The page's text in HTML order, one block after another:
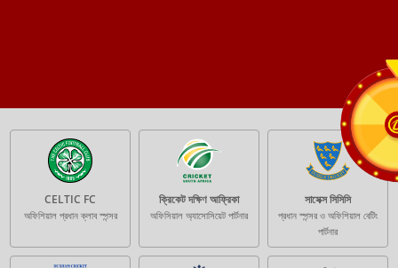
CELTIC FC
অফিশিয়াল প্রধান ক্লাব স্পন্সর
ক্রিকেট দক্ষিণ আফ্রিকা
অফিসিয়াল অ্যাসোসিয়েট পার্টনার
সাসেক্স সিসিসি
প্রধান স্পন্সর ও অফিশিয়াল বেটিং
পার্টনার